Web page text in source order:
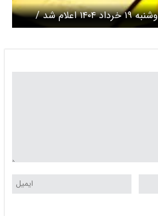
قیمت جهانی طلا امروز دوشنبه ۱۹ خرداد ۱۴۰۴ اعلام شد /